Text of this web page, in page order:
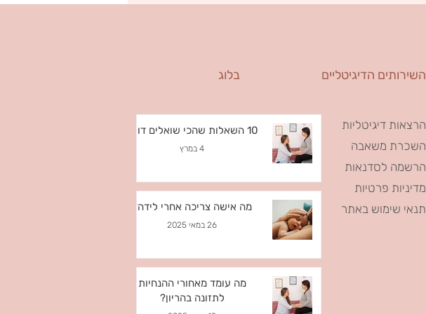
10 השאלות שהכי שואלים דולה
4 במרץ
מה אישה צריכה אחרי לידה?
26 במאי 2025
מה עומד מאחורי ההנחיות
לתזונה בהריון?
הרצאות דיגיטליות
השכרת משאבה
הרשמה לסדנאות
מדיניות פרטיות
תנאי שימוש באתר
השירותים הדיגיטליים בלוג